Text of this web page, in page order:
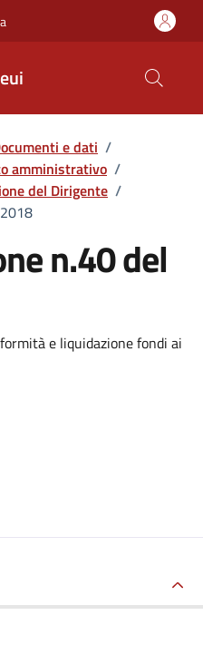
e dati /
amministrativo /
del Dirigente /
n.40 del
e liquidazione fondi ai